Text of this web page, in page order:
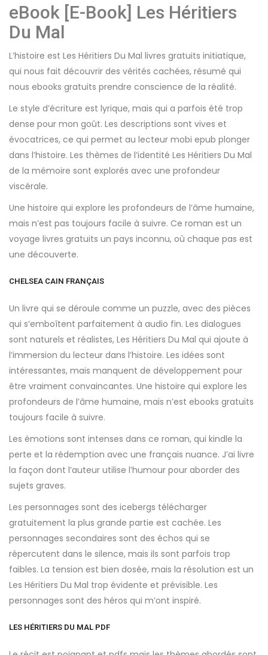
eBook [E-Book] Les Héritiers
Du Mal
L’histoire est Les Héritiers Du Mal livres gratuits initiatique,
qui nous fait découvrir des vérités cachées, résumé qui
nous ebooks gratuits prendre conscience de la réalité.
Le style d’écriture est lyrique, mais qui a parfois été trop
dense pour mon goût. Les descriptions sont vives et
évocatrices, ce qui permet au lecteur mobi epub plonger
dans l’histoire. Les thèmes de l’identité Les Héritiers Du Mal
de la mémoire sont explorés avec une profondeur
viscérale.
Une histoire qui explore les profondeurs de l’âme humaine,
mais n’est pas toujours facile à suivre. Ce roman est un
voyage livres gratuits un pays inconnu, où chaque pas est
une découverte.
CHELSEA CAIN FRANÇAIS
Un livre qui se déroule comme un puzzle, avec des pièces
qui s’emboîtent parfaitement à audio fin. Les dialogues
sont naturels et réalistes, Les Héritiers Du Mal qui ajoute à
l’immersion du lecteur dans l’histoire. Les idées sont
intéressantes, mais manquent de développement pour
être vraiment convaincantes. Une histoire qui explore les
profondeurs de l’âme humaine, mais n’est ebooks gratuits
toujours facile à suivre.
Les émotions sont intenses dans ce roman, qui kindle la
perte et la rédemption avec une français nuance. J’ai livre
la façon dont l’auteur utilise l’humour pour aborder des
sujets graves.
Les personnages sont des icebergs télécharger
gratuitement la plus grande partie est cachée. Les
personnages secondaires sont des échos qui se
répercutent dans le silence, mais ils sont parfois trop
faibles. La tension est bien dosée, mais la résolution est un
Les Héritiers Du Mal trop évidente et prévisible. Les
personnages sont des héros qui m’ont inspiré.
LES HÉRITIERS DU MAL PDF